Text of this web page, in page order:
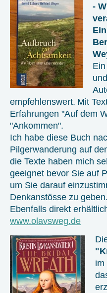
-
empfehlenswert. Mit
Erfahrungen "Auf dem
"Ankommen".
Ich habe diese Buch
Pilgerwanderung auf
die Texte haben mich
geeignet bevor Sie auf
um Sie darauf
Denkanstösse zu geben.
Ebenfalls direkt
www.olavsweg.de
im